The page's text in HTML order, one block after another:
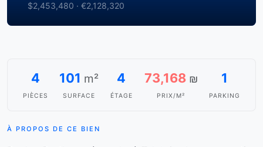
$2,453,480 · €2,128,320
4
PIÈCES
101 m²
SURFACE
4
ÉTAGE
73,168₪
PRIX/M²
1
PARKING
À PROPOS DE CE BIEN